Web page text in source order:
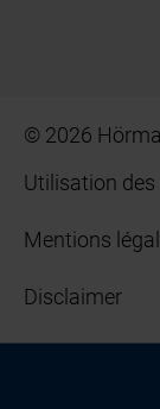
© 2026
Utilisation
Mentions
Disclaimer